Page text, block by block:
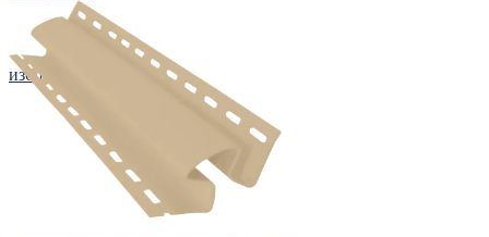
избранное сравнить